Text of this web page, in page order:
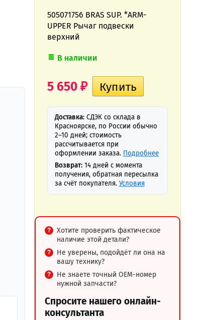
505071756 BRAS SUP. *ARM-
UPPER Рычаг подвески
верхний
В наличии
5 650 ₽
Доставка: СДЭК со склада в
Красноярске, по России обычно
2–10 дней; стоимость
рассчитывается при
оформлении заказа. Подробнее
Возврат: 14 дней с момента
получения, обратная пересылка
за счёт покупателя. Условия
Хотите проверить фактическое
наличие этой детали?
Не уверены, подойдёт ли она на
вашу технику?
Не знаете точный OEM-номер
нужной запчасти?
Спросите нашего онлайн-
консультанта